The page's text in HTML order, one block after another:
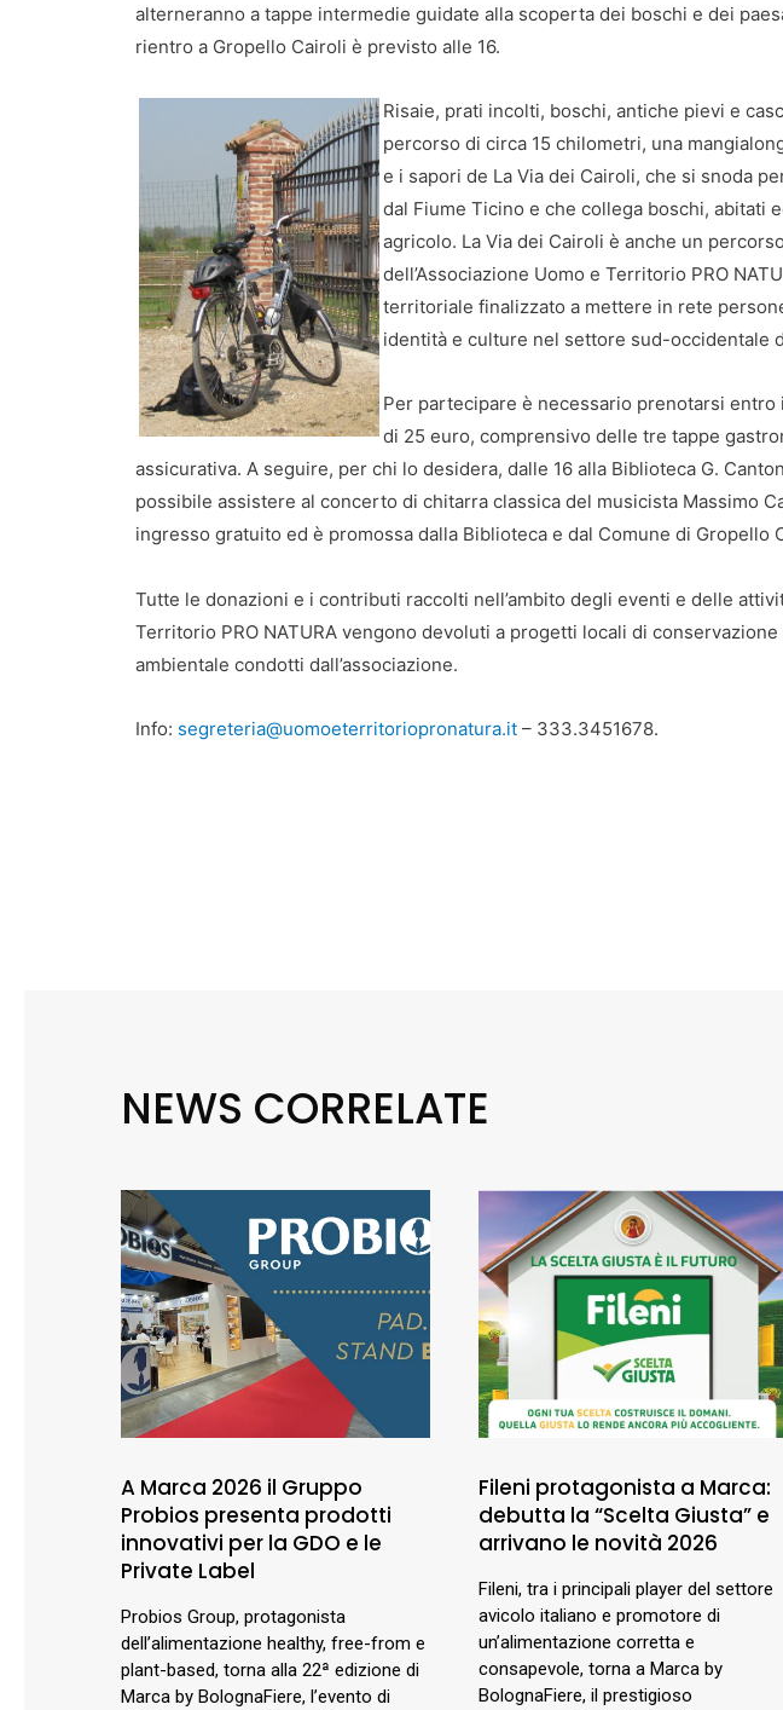
alterneranno a tappe intermedie guidate alla scoperta dei boschi e dei
rientro a Gropello Cairoli è previsto alle 16.
Risaie, prati incolti, boschi, antiche pievi e
percorso di circa 15 chilometri, una
e i sapori de La Via dei Cairoli, che si snoda
dal Fiume Ticino e che collega boschi, abitati
agricolo. La Via dei Cairoli è anche un
dell’Associazione Uomo e Territorio PRO
territoriale finalizzato a mettere in rete
identità e culture nel settore sud-occidentale
Per partecipare è necessario prenotarsi
di 25 euro, comprensivo delle tre tappe
assicurativa. A seguire, per chi lo desidera, dalle 16 alla Biblioteca G.
possibile assistere al concerto di chitarra classica del musicista Massimo
ingresso gratuito ed è promossa dalla Biblioteca e dal Comune di Gropello
Tutte le donazioni e i contributi raccolti nell’ambito degli eventi e delle
Territorio PRO NATURA vengono devoluti a progetti locali di
ambientale condotti dall’associazione.
Info: segreteria@uomoeterritoriopronatura.it – 333.3451678.
NEWS CORRELATE
A Marca 2026 il Gruppo
Probios presenta prodotti
innovativi per la GDO e le
Private Label
Probios Group, protagonista
dell’alimentazione healthy, free-from e
plant-based, torna alla 22ª edizione di
Marca by BolognaFiere, l’evento di
Fileni protagonista a Marca:
debutta la “Scelta Giusta” e
arrivano le novità 2026
Fileni, tra i principali player del settore
avicolo italiano e promotore di
un’alimentazione corretta e
consapevole, torna a Marca by
BolognaFiere, il prestigioso